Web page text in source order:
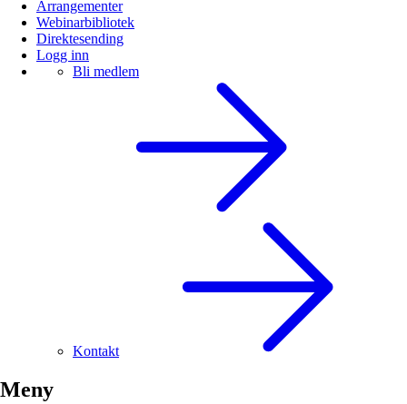
Arrangementer
Webinarbibliotek
Direktesending
Logg inn
Bli medlem
Kontakt
Meny